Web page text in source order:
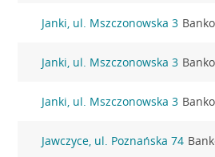
Janki, ul. Mszczonowska 3
Janki, ul. Mszczonowska 3
Janki, ul. Mszczonowska 3
Jawczyce, ul. Poznańska 74